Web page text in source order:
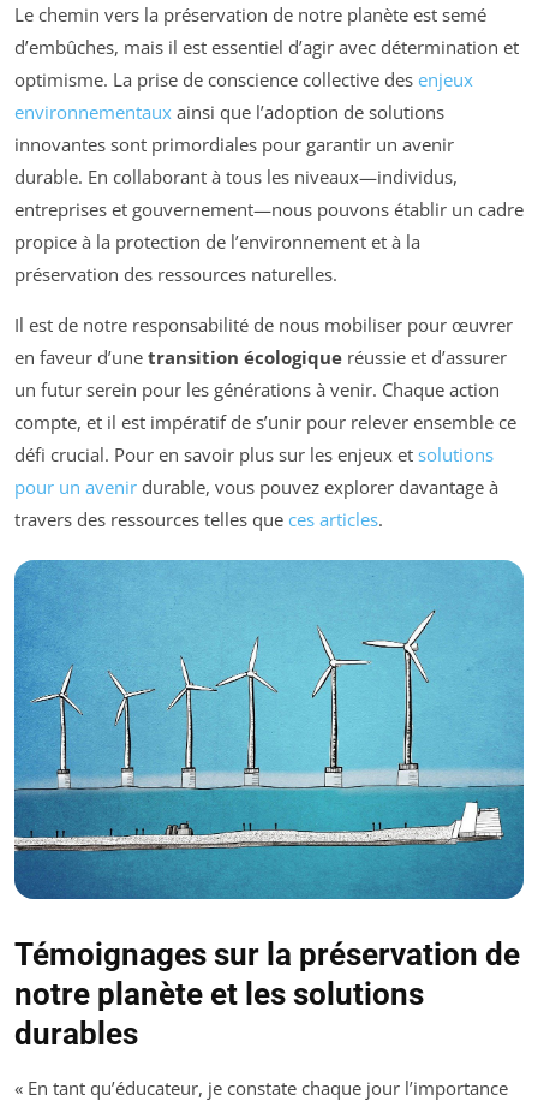
Le chemin vers la préservation de notre planète est semé
d’embûches, mais il est essentiel d’agir avec détermination et
optimisme. La prise de conscience collective des enjeux
environnementaux ainsi que l’adoption de solutions
innovantes sont primordiales pour garantir un avenir
durable. En collaborant à tous les niveaux—individus,
entreprises et gouvernement—nous pouvons établir un cadre
propice à la protection de l’environnement et à la
préservation des ressources naturelles.
Il est de notre responsabilité de nous mobiliser pour œuvrer
en faveur d’une transition écologique réussie et d’assurer
un futur serein pour les générations à venir. Chaque action
compte, et il est impératif de s’unir pour relever ensemble ce
défi crucial. Pour en savoir plus sur les enjeux et solutions
pour un avenir durable, vous pouvez explorer davantage à
travers des ressources telles que ces articles.
Témoignages sur la préservation de
notre planète et les solutions
durables
« En tant qu’éducateur, je constate chaque jour l’importance